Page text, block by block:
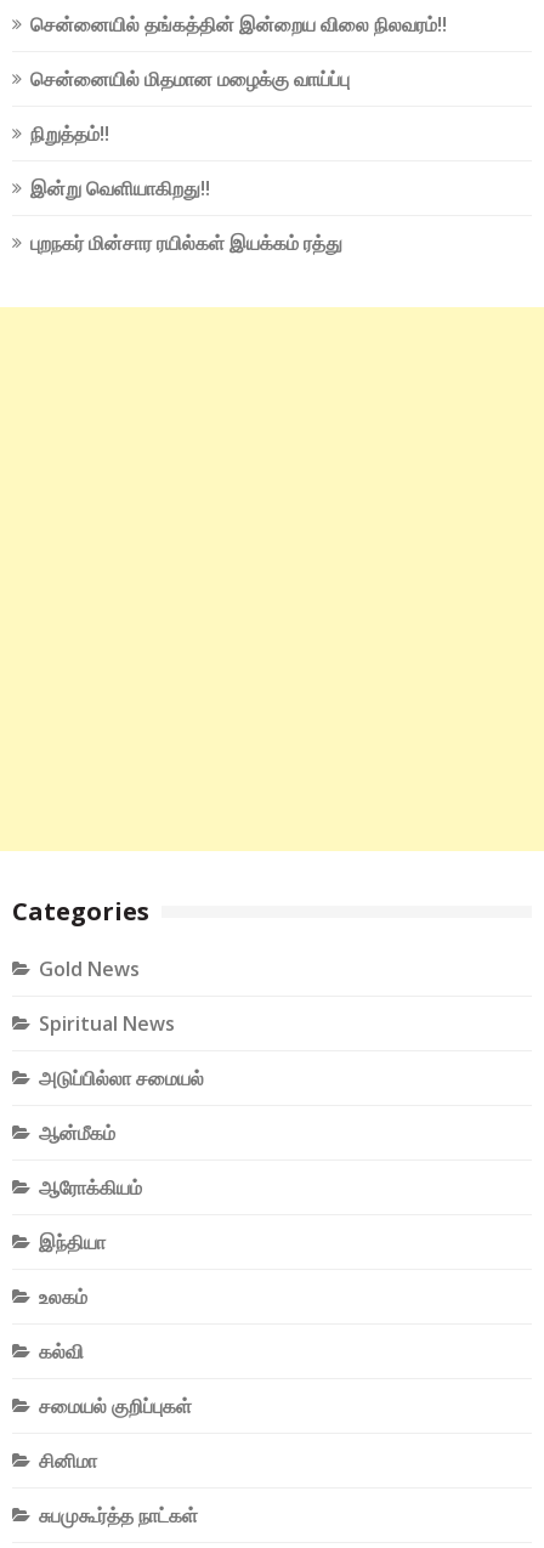
சென்னையில் தங்கத்தின் இன்றைய விலை நிலவரம்!!
சென்னையில் மிதமான மழைக்கு வாய்ப்பு
நிறுத்தம்!!
இன்று வெளியாகிறது!!
புறநகர் மின்சார ரயில்கள் இயக்கம் ரத்து
Categories
Gold News
Spiritual News
அடுப்பில்லா சமையல்
ஆன்மீகம்
ஆரோக்கியம்
இந்தியா
உலகம்
கல்வி
சமையல் குறிப்புகள்
சினிமா
சுபமுகூர்த்த நாட்கள்